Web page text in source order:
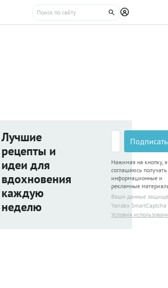
Лучшие
рецепты и
идеи для
вдохновения
каждую
неделю
Нажимая на кнопку, я
соглашаюсь получать
информационные и
рекламные
Ваши данные
Yandex SmartCaptcha
Условия